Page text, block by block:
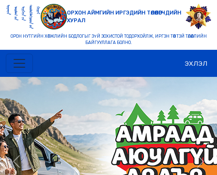
ОРХОН АЙМГИЙН ИРГЭДИЙН ТӨЛӨӨЛӨГЧДИЙН
ХУРАЛ
ОРОН НУТГИЙН ХӨГЖЛИЙН БОДЛОГЫГ ЗҮЙ ЗОХИСТОЙ ТОДОРХОЙЛЖ, ИРГЭН ТӨВТЭЙ ТӨЛӨӨЛЛИЙН
БАЙГУУЛЛАГА БОЛНО.
ЭХЛЭЛ
Previous Next